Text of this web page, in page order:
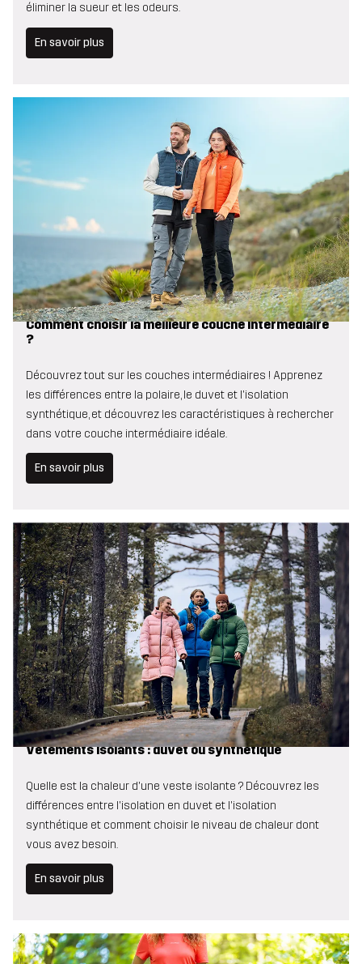
éliminer la sueur et les odeurs.
En savoir plus
Comment choisir la meilleure couche intermédiaire
?
Découvrez tout sur les couches intermédiaires ! Apprenez
les différences entre la polaire, le duvet et l'isolation
synthétique, et découvrez les caractéristiques à rechercher
dans votre couche intermédiaire idéale.
En savoir plus
Vêtements isolants : duvet ou synthétique
Quelle est la chaleur d'une veste isolante ? Découvrez les
différences entre l'isolation en duvet et l'isolation
synthétique et comment choisir le niveau de chaleur dont
vous avez besoin.
En savoir plus